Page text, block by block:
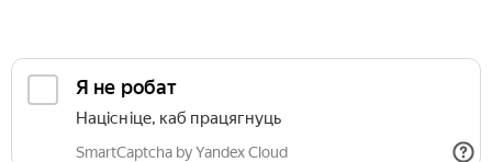
Я не робат
Націсніце, каб працягнуць
SmartCaptcha by Yandex Cloud